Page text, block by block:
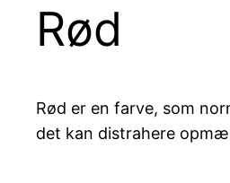
Rød
Rød er en farve, som
det kan distrahere